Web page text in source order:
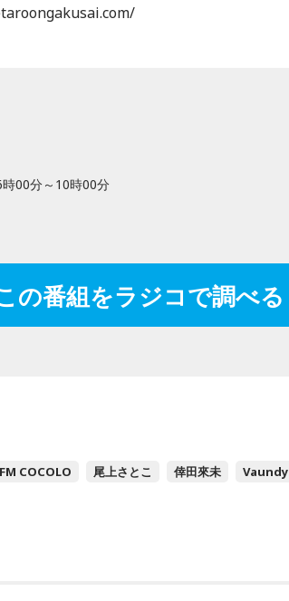
00分～10時00分
の番組をラジコで調べる
FM COCOLO 尾上さとこ 倖田來未 Vaundy